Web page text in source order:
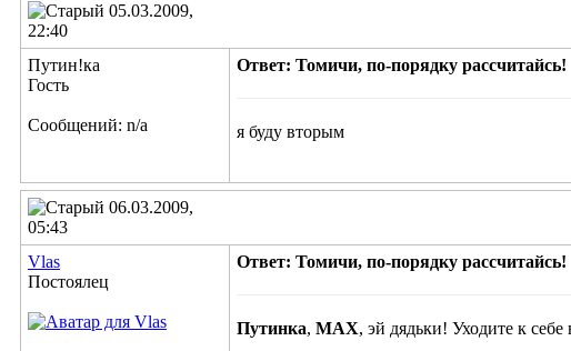
05.03.2009,
22:40
Путин!ка
Гость
Сообщений: n/a
Ответ: Томичи, по-порядку рассчитайсь!
я буду вторым
06.03.2009,
05:43
Vlas
Постоялец
Ответ: Томичи, по-порядку рассчитайсь!
Путинка, MAX, эй дядьки! Уходите к